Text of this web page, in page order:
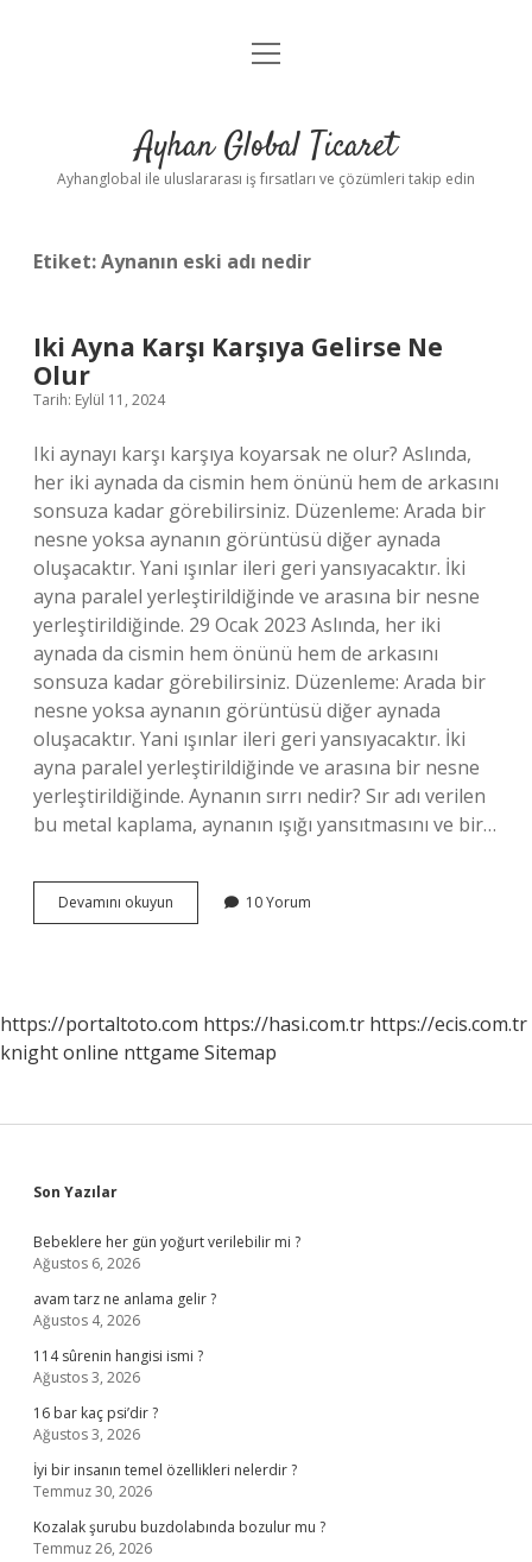
Anasayfa
Yasal Uyarı
menüyü
Ayhan Global Ticaret
Ayhanglobal ile uluslararası iş fırsatları ve çözümleri takip edin
Etiket:Aynanın eski adı nedir
Iki Ayna Karşı Karşıya Gelirse Ne
Olur
Tarih: Eylül 11, 2024
Iki aynayı karşı karşıya koyarsak ne olur? Aslında,
her iki aynada da cismin hem önünü hem de arkasını
sonsuza kadar görebilirsiniz. Düzenleme: Arada bir
nesne yoksa aynanın görüntüsü diğer aynada
oluşacaktır. Yani ışınlar ileri geri yansıyacaktır. İki
ayna paralel yerleştirildiğinde ve arasına bir nesne
yerleştirildiğinde. 29 Ocak 2023 Aslında, her iki
aynada da cismin hem önünü hem de arkasını
sonsuza kadar görebilirsiniz. Düzenleme: Arada bir
nesne yoksa aynanın görüntüsü diğer aynada
oluşacaktır. Yani ışınlar ileri geri yansıyacaktır. İki
ayna paralel yerleştirildiğinde ve arasına bir nesne
yerleştirildiğinde. Aynanın sırrı nedir? Sır adı verilen
bu metal kaplama, aynanın ışığı yansıtmasını ve bir…
Devamını okuyun
Ayna
Olur
10 Yorum
https://portaltoto.com https://hasi.com.tr https://ecis.com.tr
knight online nttgame Sitemap
Sidebar
Son Yazılar
Bebeklere her gün yoğurt verilebilir mi ?
Ağustos 6, 2026
avam tarz ne anlama gelir ?
Ağustos 4, 2026
114 sûrenin hangisi ismi ?
Ağustos 3, 2026
16 bar kaç psi’dir ?
Ağustos 3, 2026
İyi bir insanın temel özellikleri nelerdir ?
Temmuz 30, 2026
Kozalak şurubu buzdolabında bozulur mu ?
Temmuz 26, 2026